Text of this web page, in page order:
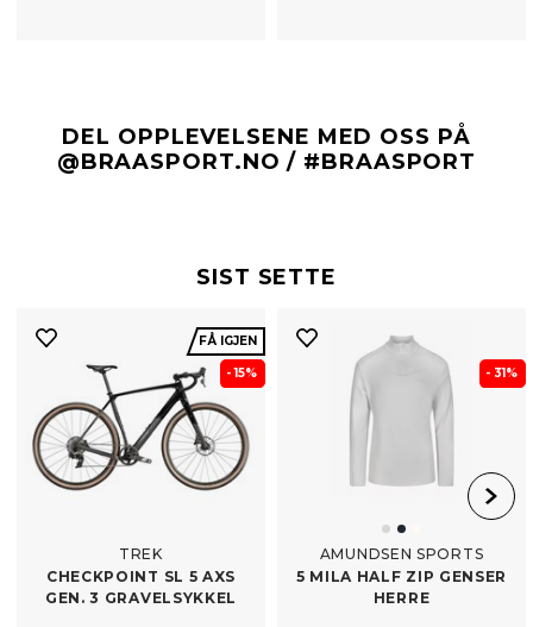
DEL OPPLEVELSENE MED OSS PÅ
@BRAASPORT.NO / #BRAASPORT
SIST SETTE
FÅ IGJEN
- 15%
TREK
CHECKPOINT SL 5 AXS
GEN. 3 GRAVELSYKKEL
- 31%
AMUNDSEN SPORTS
5 MILA HALF ZIP GENSER
HERRE